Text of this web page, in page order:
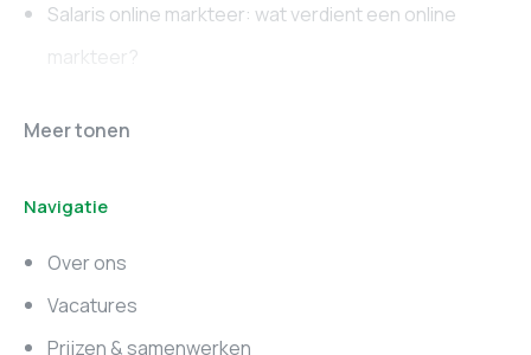
Salaris online markteer: wat verdient een online
markteer?
Online marketing
Marketing vacatures
Zuid-Holland
Marketing vacatures
Utrecht
Meer tonen
Navigatie
Over ons
Vacatures
Prijzen & samenwerken